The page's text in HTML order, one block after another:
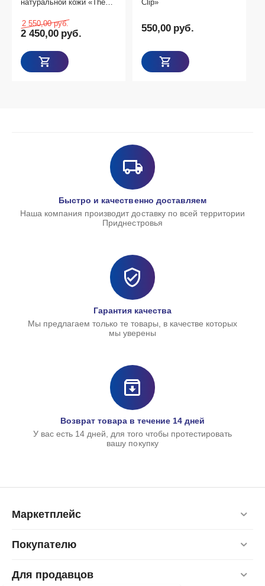
натуральной кожи «The
2 550,00 руб.
2 450,00 руб.
Clip»
550,00 руб.
Быстро и качественно доставляем
Наша компания производит доставку по всей территории
Приднестровья
Гарантия качества
Мы предлагаем только те товары, в качестве которых
мы уверены
Возврат товара в течение 14 дней
У вас есть 14 дней, для того чтобы протестировать
вашу покупку
Маркетплейс
Покупателю
Для продавцов